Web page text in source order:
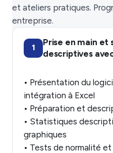
et ateliers pratiques.
entreprise.
1
Prise en main et
descriptives
• Présentation du
intégration à Excel
• Préparation et
• Statistiques
graphiques
• Tests de normalité